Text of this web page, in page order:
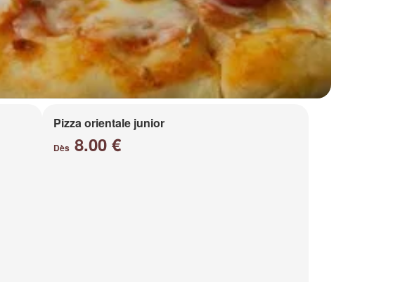
Pizza orientale junior
Dès 8.00 €